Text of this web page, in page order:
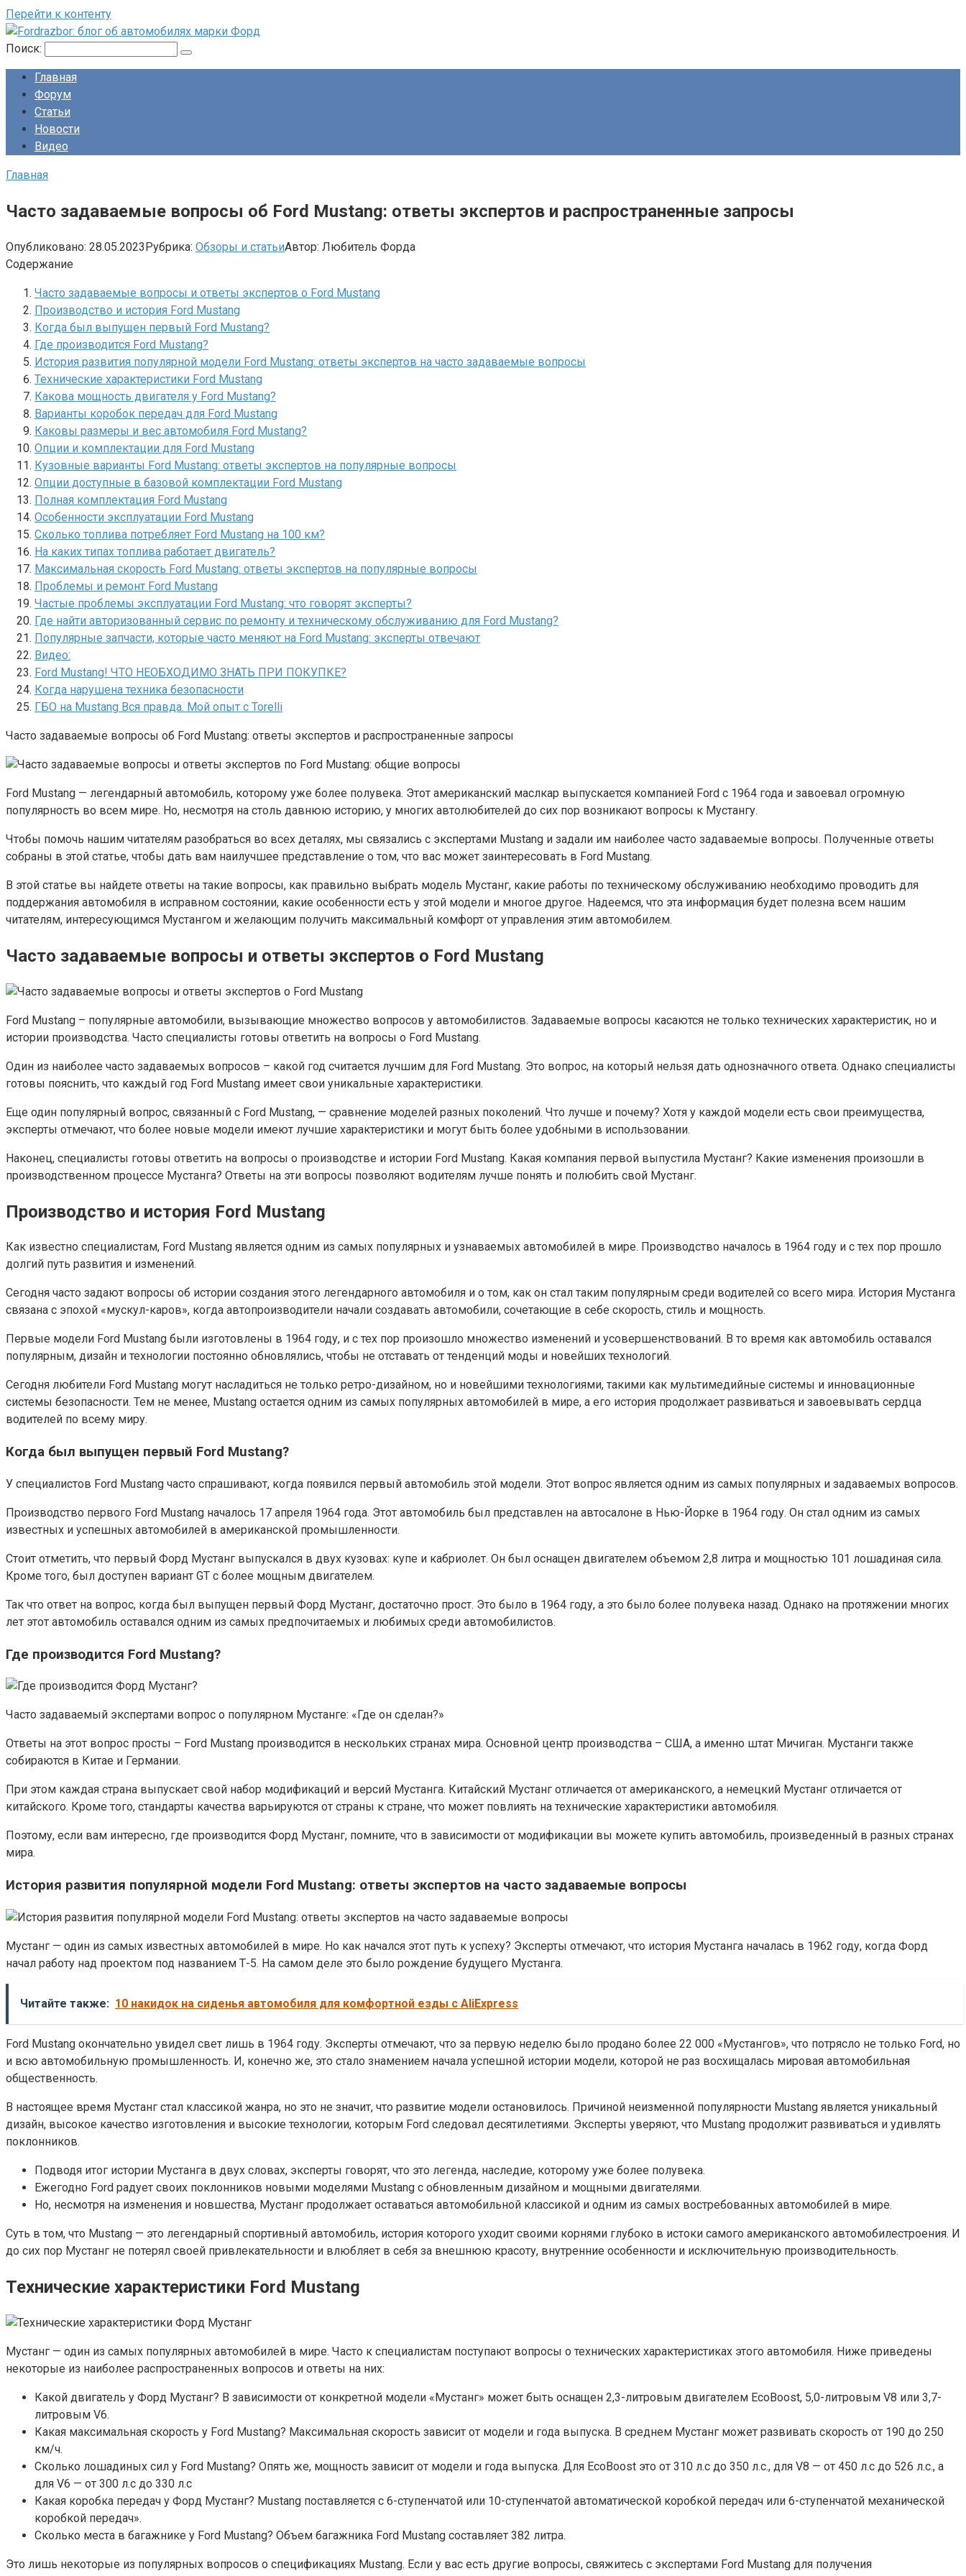
Перейти к контенту
Поиск:
Главная
Форум
Статьи
Новости
Видео
Главная
Часто задаваемые вопросы об Ford Mustang: ответы экспертов и распространенные запросы
Опубликовано: 28.05.2023Рубрика: Обзоры и статьиАвтор: Любитель Форда
Содержание
Часто задаваемые вопросы и ответы экспертов о Ford Mustang
Производство и история Ford Mustang
Когда был выпущен первый Ford Mustang?
Где производится Ford Mustang?
История развития популярной модели Ford Mustang: ответы экспертов на часто задаваемые вопросы
Технические характеристики Ford Mustang
Какова мощность двигателя у Ford Mustang?
Варианты коробок передач для Ford Mustang
Каковы размеры и вес автомобиля Ford Mustang?
Опции и комплектации для Ford Mustang
Кузовные варианты Ford Mustang: ответы экспертов на популярные вопросы
Опции доступные в базовой комплектации Ford Mustang
Полная комплектация Ford Mustang
Особенности эксплуатации Ford Mustang
Сколько топлива потребляет Ford Mustang на 100 км?
На каких типах топлива работает двигатель?
Максимальная скорость Ford Mustang: ответы экспертов на популярные вопросы
Проблемы и ремонт Ford Mustang
Частые проблемы эксплуатации Ford Mustang: что говорят эксперты?
Где найти авторизованный сервис по ремонту и техническому обслуживанию для Ford Mustang?
Популярные запчасти, которые часто меняют на Ford Mustang: эксперты отвечают
Видео:
Ford Mustang! ЧТО НЕОБХОДИМО ЗНАТЬ ПРИ ПОКУПКЕ?
Когда нарушена техника безопасности
ГБО на Mustang Вся правда. Мой опыт с Torelli
Часто задаваемые вопросы об Ford Mustang: ответы экспертов и распространенные запросы
Ford Mustang — легендарный автомобиль, которому уже более полувека. Этот американский маслкар выпускается компанией Ford с 1964 года и завоевал огромную
популярность во всем мире. Но, несмотря на столь давнюю историю, у многих автолюбителей до сих пор возникают вопросы к Мустангу.
Чтобы помочь нашим читателям разобраться во всех деталях, мы связались с экспертами Mustang и задали им наиболее часто задаваемые вопросы. Полученные ответы
собраны в этой статье, чтобы дать вам наилучшее представление о том, что вас может заинтересовать в Ford Mustang.
В этой статье вы найдете ответы на такие вопросы, как правильно выбрать модель Мустанг, какие работы по техническому обслуживанию необходимо проводить для
поддержания автомобиля в исправном состоянии, какие особенности есть у этой модели и многое другое. Надеемся, что эта информация будет полезна всем нашим
читателям, интересующимся Мустангом и желающим получить максимальный комфорт от управления этим автомобилем.
Часто задаваемые вопросы и ответы экспертов о Ford Mustang
Ford Mustang – популярные автомобили, вызывающие множество вопросов у автомобилистов. Задаваемые вопросы касаются не только технических характеристик, но и
истории производства. Часто специалисты готовы ответить на вопросы о Ford Mustang.
Один из наиболее часто задаваемых вопросов – какой год считается лучшим для Ford Mustang. Это вопрос, на который нельзя дать однозначного ответа. Однако специалисты
готовы пояснить, что каждый год Ford Mustang имеет свои уникальные характеристики.
Еще один популярный вопрос, связанный с Ford Mustang, — сравнение моделей разных поколений. Что лучше и почему? Хотя у каждой модели есть свои преимущества,
эксперты отмечают, что более новые модели имеют лучшие характеристики и могут быть более удобными в использовании.
Наконец, специалисты готовы ответить на вопросы о производстве и истории Ford Mustang. Какая компания первой выпустила Мустанг? Какие изменения произошли в
производственном процессе Мустанга? Ответы на эти вопросы позволяют водителям лучше понять и полюбить свой Мустанг.
Производство и история Ford Mustang
Как известно специалистам, Ford Mustang является одним из самых популярных и узнаваемых автомобилей в мире. Производство началось в 1964 году и с тех пор прошло
долгий путь развития и изменений.
Сегодня часто задают вопросы об истории создания этого легендарного автомобиля и о том, как он стал таким популярным среди водителей со всего мира. История Мустанга
связана с эпохой «мускул-каров», когда автопроизводители начали создавать автомобили, сочетающие в себе скорость, стиль и мощность.
Первые модели Ford Mustang были изготовлены в 1964 году, и с тех пор произошло множество изменений и усовершенствований. В то время как автомобиль оставался
популярным, дизайн и технологии постоянно обновлялись, чтобы не отставать от тенденций моды и новейших технологий.
Сегодня любители Ford Mustang могут насладиться не только ретро-дизайном, но и новейшими технологиями, такими как мультимедийные системы и инновационные
системы безопасности. Тем не менее, Mustang остается одним из самых популярных автомобилей в мире, а его история продолжает развиваться и завоевывать сердца
водителей по всему миру.
Когда был выпущен первый Ford Mustang?
У специалистов Ford Mustang часто спрашивают, когда появился первый автомобиль этой модели. Этот вопрос является одним из самых популярных и задаваемых вопросов.
Производство первого Ford Mustang началось 17 апреля 1964 года. Этот автомобиль был представлен на автосалоне в Нью-Йорке в 1964 году. Он стал одним из самых
известных и успешных автомобилей в американской промышленности.
Стоит отметить, что первый Форд Мустанг выпускался в двух кузовах: купе и кабриолет. Он был оснащен двигателем объемом 2,8 литра и мощностью 101 лошадиная сила.
Кроме того, был доступен вариант GT с более мощным двигателем.
Так что ответ на вопрос, когда был выпущен первый Форд Мустанг, достаточно прост. Это было в 1964 году, а это было более полувека назад. Однако на протяжении многих
лет этот автомобиль оставался одним из самых предпочитаемых и любимых среди автомобилистов.
Где производится Ford Mustang?
Часто задаваемый экспертами вопрос о популярном Мустанге: «Где он сделан?»
Ответы на этот вопрос просты – Ford Mustang производится в нескольких странах мира. Основной центр производства – США, а именно штат Мичиган. Мустанги также
собираются в Китае и Германии.
При этом каждая страна выпускает свой набор модификаций и версий Мустанга. Китайский Мустанг отличается от американского, а немецкий Мустанг отличается от
китайского. Кроме того, стандарты качества варьируются от страны к стране, что может повлиять на технические характеристики автомобиля.
Поэтому, если вам интересно, где производится Форд Мустанг, помните, что в зависимости от модификации вы можете купить автомобиль, произведенный в разных странах
мира.
История развития популярной модели Ford Mustang: ответы экспертов на часто задаваемые вопросы
Мустанг — один из самых известных автомобилей в мире. Но как начался этот путь к успеху? Эксперты отмечают, что история Мустанга началась в 1962 году, когда Форд
начал работу над проектом под названием Т-5. На самом деле это было рождение будущего Мустанга.
Читайте также: 10 накидок на сиденья автомобиля для комфортной езды с AliExpress
Ford Mustang окончательно увидел свет лишь в 1964 году. Эксперты отмечают, что за первую неделю было продано более 22 000 «Мустангов», что потрясло не только Ford, но
и всю автомобильную промышленность. И, конечно же, это стало знамением начала успешной истории модели, которой не раз восхищалась мировая автомобильная
общественность.
В настоящее время Мустанг стал классикой жанра, но это не значит, что развитие модели остановилось. Причиной неизменной популярности Mustang является уникальный
дизайн, высокое качество изготовления и высокие технологии, которым Ford следовал десятилетиями. Эксперты уверяют, что Mustang продолжит развиваться и удивлять
поклонников.
Подводя итог истории Мустанга в двух словах, эксперты говорят, что это легенда, наследие, которому уже более полувека.
Ежегодно Ford радует своих поклонников новыми моделями Mustang с обновленным дизайном и мощными двигателями.
Но, несмотря на изменения и новшества, Мустанг продолжает оставаться автомобильной классикой и одним из самых востребованных автомобилей в мире.
Суть в том, что Mustang — это легендарный спортивный автомобиль, история которого уходит своими корнями глубоко в истоки самого американского автомобилестроения. И
до сих пор Мустанг не потерял своей привлекательности и влюбляет в себя за внешнюю красоту, внутренние особенности и исключительную производительность.
Технические характеристики Ford Mustang
Мустанг — один из самых популярных автомобилей в мире. Часто к специалистам поступают вопросы о технических характеристиках этого автомобиля. Ниже приведены
некоторые из наиболее распространенных вопросов и ответы на них:
Какой двигатель у Форд Мустанг? В зависимости от конкретной модели «Мустанг» может быть оснащен 2,3-литровым двигателем EcoBoost, 5,0-литровым V8 или 3,7-
литровым V6.
Какая максимальная скорость у Ford Mustang? Максимальная скорость зависит от модели и года выпуска. В среднем Мустанг может развивать скорость от 190 до 250
км/ч.
Сколько лошадиных сил у Ford Mustang? Опять же, мощность зависит от модели и года выпуска. Для EcoBoost это от 310 л.с до 350 л.с., для V8 — от 450 л.с до 526 л.с., а
для V6 — от 300 л.с до 330 л.с
Какая коробка передач у Форд Мустанг? Mustang поставляется с 6-ступенчатой ​​или 10-ступенчатой ​​автоматической коробкой передач или 6-ступенчатой ​​механической
коробкой передач».
Сколько места в багажнике у Ford Mustang? Объем багажника Ford Mustang составляет 382 литра.
Это лишь некоторые из популярных вопросов о спецификациях Mustang. Если у вас есть другие вопросы, свяжитесь с экспертами Ford Mustang для получения